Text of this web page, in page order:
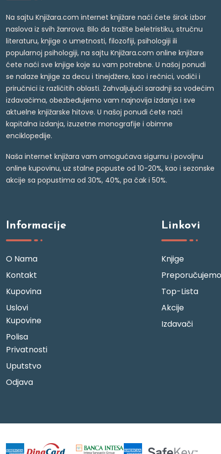
Na sajtu Knjižara.com internet knjižare naći ćete širok izbor
naslova iz svih žanrova. Bilo da tražite beletristiku, stručnu
literaturu, knjige o umetnosti, filozofiji, psihologiji ili
popularnoj psihologiji, na sajtu Knjižara.com online knjižare
ćete naći sve knjige koje su vam potrebne. U našoj ponudi
se nalaze knjige za decu i tinejdžere, kao i rečnici, vodiči i
priručnici iz različitih oblasti. Zahvaljujući saradnji sa vodećim
izdavačima, obezbeđujemo vam najnovija izdanja i sve
aktuelne knjižarske hitove. U našoj ponudi ćete naći
kapitalna izdanja, izuzetne monografije i obimne
enciklopedije.
Naša internet knjižara vam omogućava sigurnu i povoljnu
online kupovinu, uz stalne popuste od 10-20%, kao i sezonske
akcije sa popustima od 30%, 40%, pa čak i 50%.
Informacije
O Nama
Kontakt
Kupovina
Uslovi
Kupovine
Polisa
Privatnosti
Uputstvo
Odjava
Linkovi
Knjige
Preporučujemo
Top-Lista
Akcije
Izdavači